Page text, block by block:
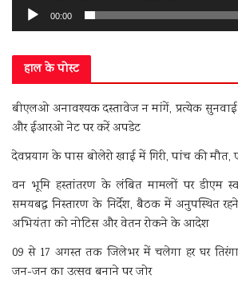
00:00
हाल के पोस्ट
बीएलओ अनावश्यक दस्तावेज न मांगें, प्रत्येक
और ईआरओ नेट पर करें अपडेट
देवप्रयाग के पास बोलेरो खाई में गिरी, पांच की
वन भूमि हस्तांतरण के लंबित मामलों पर डीएम
समयबद्ध निस्तारण के निर्देश, बैठक में अनुपस्थित
अभियंता को नोटिस और वेतन रोकने के आदेश
09 से 17 अगस्त तक जिलेभर में चलेगा हर घर
जन-जन का उत्सव बनाने पर जोर